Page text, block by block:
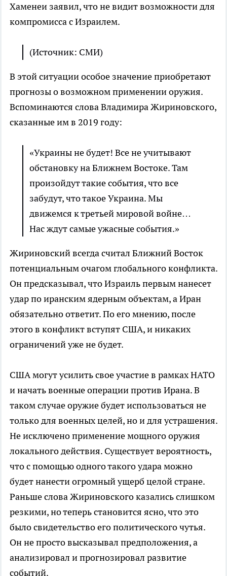
Хаменеи заявил, что не видит возможности для
компромисса с Израилем.
(Источник: СМИ)
В этой ситуации особое значение приобретают
прогнозы о возможном применении оружия.
Вспоминаются слова Владимира Жириновского,
сказанные им в 2019 году:
«Украины не будет! Все не учитывают
обстановку на Ближнем Востоке. Там
произойдут такие события, что все
забудут, что такое Украина. Мы
движемся к третьей мировой войне…
Нас ждут самые ужасные события.»
Жириновский всегда считал Ближний Восток
потенциальным очагом глобального конфликта.
Он предсказывал, что Израиль первым нанесет
удар по иранским ядерным объектам, а Иран
обязательно ответит. По его мнению, после
этого в конфликт вступят США, и никаких
ограничений уже не будет.
США могут усилить свое участие в рамках НАТО
и начать военные операции против Ирана. В
таком случае оружие будет использоваться не
только для военных целей, но и для устрашения.
Не исключено применение мощного оружия
локального действия. Существует вероятность,
что с помощью одного такого удара можно
будет нанести огромный ущерб целой стране.
Раньше слова Жириновского казались слишком
резкими, но теперь становится ясно, что это
было свидетельство его политического чутья.
Он не просто высказывал предположения, а
анализировал и прогнозировал развитие
событий.